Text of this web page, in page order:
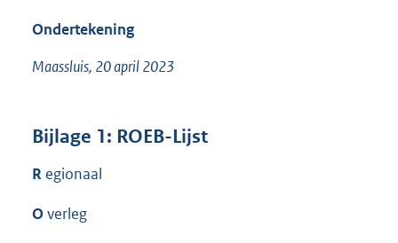
Ondertekening
Maassluis, 20 april 2023
Bijlage 1: ROEB-Lijst
R egionaal
Overleg